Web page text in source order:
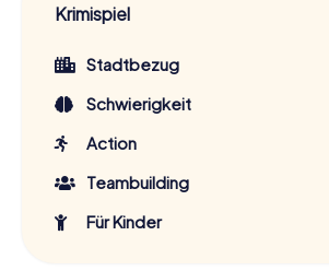
Krimispiel
Stadtbezug
Schwierigkeit
Action
Teambuilding
Für Kinder